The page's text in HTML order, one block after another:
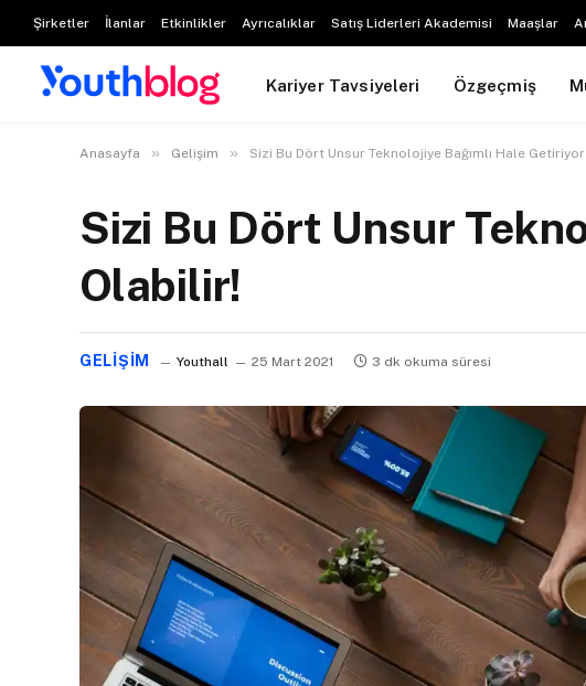
Şirketler İlanlar Etkinlikler Ayrıcalıklar Satış Liderleri Akademisi Maaşlar
Kariyer Tavsiyeleri Özgeçmiş
Anasayfa » Gelişim » Sizi Bu Dört Unsur Teknolojiye Bağımlı Hale
Sizi Bu Dört Unsur
Olabilir!
GELIŞIM Youthall 25 Mart 2021 3 dk okuma süresi